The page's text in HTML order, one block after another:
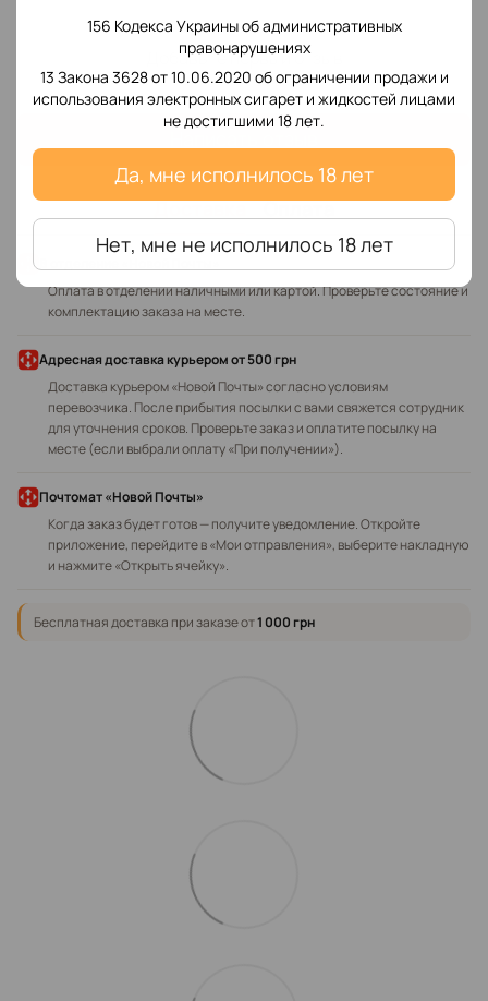
156 Кодекса Украины об административных
правонарушениях
13 Закона 3628 от 10.06.2020 об ограничении продажи и
использования электронных сигарет и жидкостей лицами
не достигшими 18 лет.
Да, мне исполнилось 18 лет
Нет, мне не исполнилось 18 лет
Добавьте первый отзыв
Доставка Оплата
Оплата в отделении наличными или картой. Проверьте состояние и
комплектацию заказа на месте.
Адресная доставка курьеромот 500 грн
Доставка курьером «Новой Почты» согласно условиям
перевозчика. После прибытия посылки с вами свяжется сотрудник
для уточнения сроков. Проверьте заказ и оплатите посылку на
месте (если выбрали оплату «При получении»).
Почтомат «Новой Почты»
Когда заказ будет готов — получите уведомление. Откройте
приложение, перейдите в «Мои отправления», выберите накладную
и нажмите «Открыть ячейку».
Бесплатная доставка при заказе от1 000 грн